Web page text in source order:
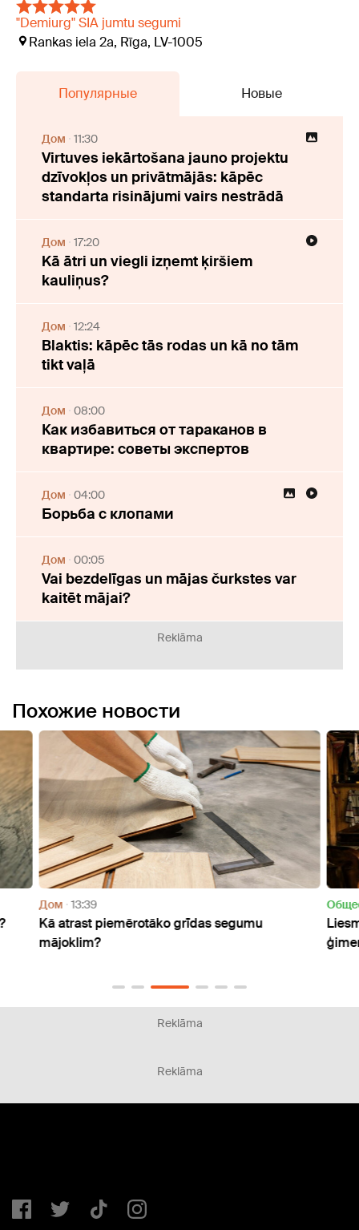
"Demiurg" SIA jumtu segumi
Rankas iela 2a, Rīga, LV-1005
Популярные Новые
Дом 11:30
Virtuves iekārtošana jauno projektu
dzīvokļos un privātmājās: kāpēc
standarta risinājumi vairs nestrādā
Дом 17:20
Kā ātri un viegli izņemt ķiršiem
kauliņus?
Дом 12:24
Blaktis: kāpēc tās rodas un kā no tām
tikt vaļā
Дом 08:00
Как избавиться от тараканов в
квартире: советы экспертов
Дом 04:00
Борьба с клопами
Дом 00:05
Vai bezdelīgas un mājas čurkstes var
kaitēt mājai?
Reklāma
Похожие новости
Дом 13:39
Kā atrast piemērotāko grīdas segumu
mājoklim?
Reklāma
Reklāma